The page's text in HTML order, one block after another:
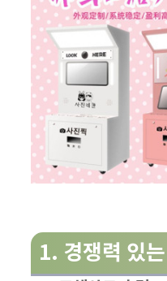
1. 경쟁력 있